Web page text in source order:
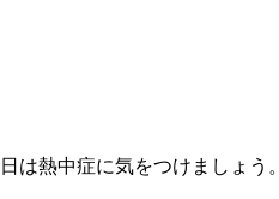
は熱中症に気をつけましょう。